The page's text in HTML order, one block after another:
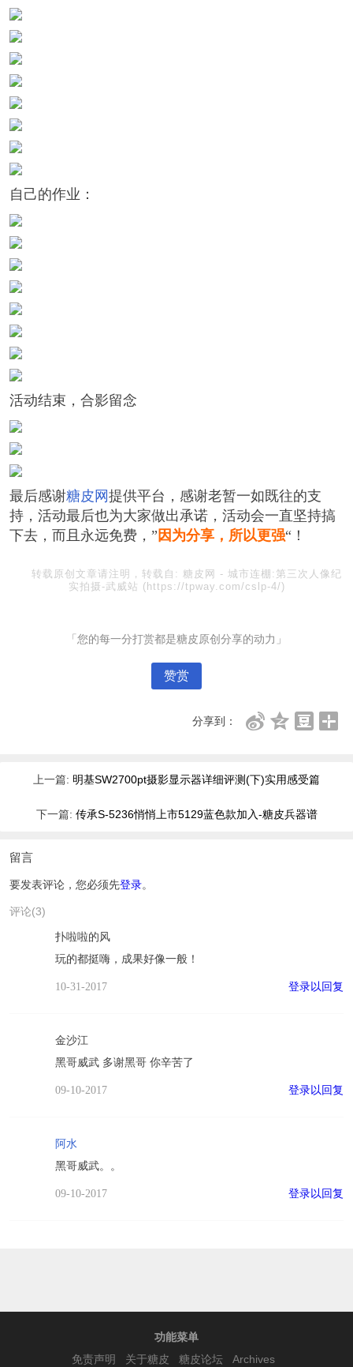
自己的作业：
活动结束，合影留念
最后感谢糖皮网 提供平台，感谢老暂一如既往的支
持，活动最后也为大家做出承诺，活动会一直坚持搞
下去，而且永远免费，” 因为分享，所以更强“！
转载原创文章请注明，转载自: 糖皮网 - 城市连棚:第三次人像纪
实拍摄-武威站 (https://tpway.com/cslp-4/)
「您的每一分打赏都是糖皮原创分享的动力」
赞赏
分享到：
上一篇: 明基SW2700pt摄影显示器详细评测(下)实用感受篇
下一篇: 传承S-5236悄悄上市5129蓝色款加入-糖皮兵器谱
留言
要发表评论，您必须先登录。
评论(3)
扑啦啦的风
玩的都挺嗨，成果好像一般！
10-31-2017 登录以回复
金沙江
黑哥威武 多谢黑哥 你辛苦了
09-10-2017 登录以回复
阿水
黑哥威武。。
09-10-2017 登录以回复
功能菜单
免责声明
关于糖皮 糖皮论坛 Archives